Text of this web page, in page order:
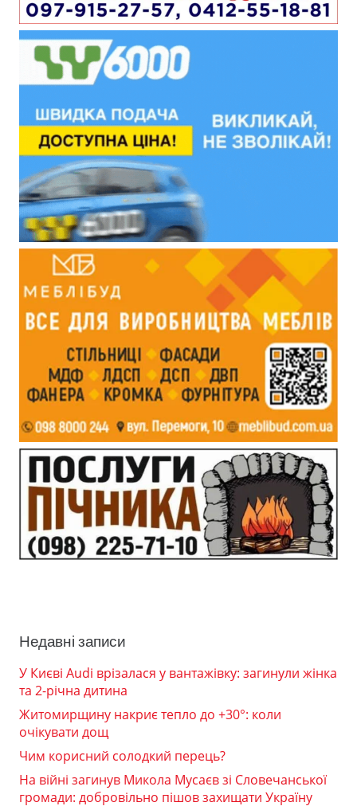
Недавні записи
У Києві Audi врізалася у вантажівку: загинули жінка
та 2-річна дитина
Житомирщину накриє тепло до +30°: коли
очікувати дощ
Чим корисний солодкий перець?
На війні загинув Микола Мусаєв зі Словечанської
громади: добровільно пішов захищати Україну